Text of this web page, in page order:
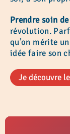
Prendre soin
révolution.
qu’on mérite
idée faire son
Je découvre